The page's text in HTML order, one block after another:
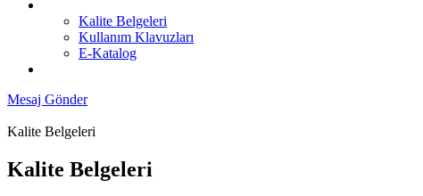
Kalite Belgeleri
Kullanım Klavuzları
E-Katalog
Mesaj Gönder
Kalite Belgeleri
Kalite Belgeleri